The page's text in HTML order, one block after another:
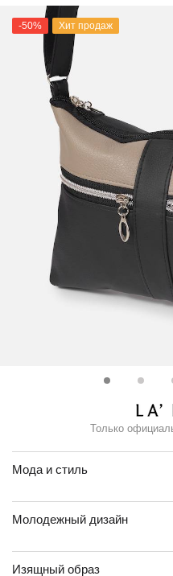
-50% Хит продаж
Только
Мода и стиль
Молодежный дизайн
Изящный образ